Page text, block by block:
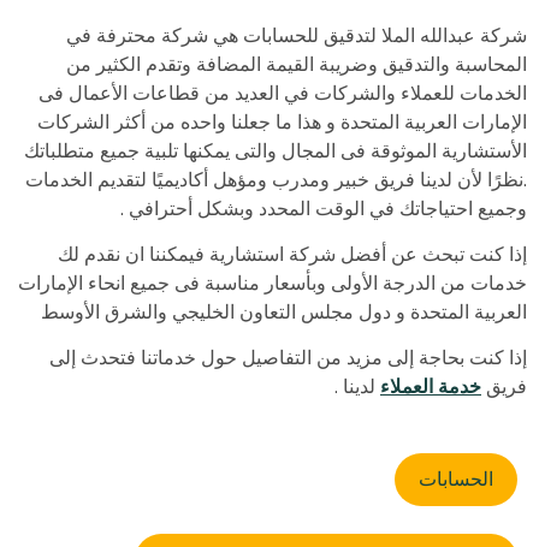
شركة عبدالله الملا لتدقيق للحسابات هي شركة محترفة في
المحاسبة والتدقيق وضريبة القيمة المضافة وتقدم الكثير من
الخدمات للعملاء والشركات في العديد من قطاعات الأعمال فى
الإمارات العربية المتحدة و هذا ما جعلنا واحده من أكثر الشركات
الأستشارية الموثوقة فى المجال والتى يمكنها تلبية جميع متطلباتك
.نظرًا لأن لدينا فريق خبير ومدرب ومؤهل أكاديميًا لتقديم الخدمات
وجميع احتياجاتك في الوقت المحدد وبشكل أحترافي .
إذا كنت تبحث عن أفضل شركة استشارية فيمكننا ان نقدم لك
خدمات من الدرجة الأولى وبأسعار مناسبة فى جميع انحاء الإمارات
العربية المتحدة و دول مجلس التعاون الخليجي والشرق الأوسط
إذا كنت بحاجة إلى مزيد من التفاصيل حول خدماتنا فتحدث إلى
فريق خدمة العملاء لدينا .
الحسابات